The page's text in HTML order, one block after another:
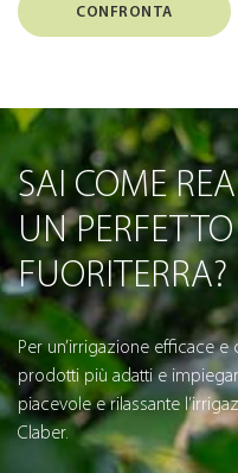
CONFRONTA
SAI COME
UN
FUORITERRA?
Per un’irrigazione efficace
prodotti più adatti e
piacevole e rilassante
Claber.